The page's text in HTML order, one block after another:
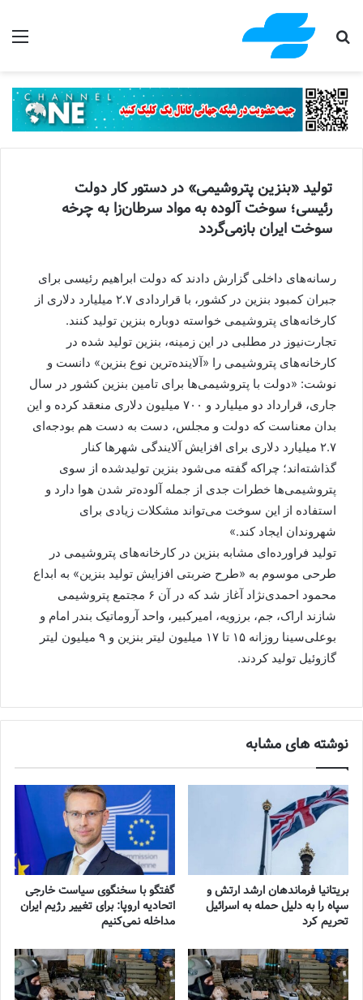
جستجو برای
تولید «بنزین پتروشیمی» در دستور کار دولت
رئیسی؛ سوخت آلوده به مواد سرطان‌زا به چرخه
سوخت ایران بازمی‌گردد
رسانه‌های داخلی گزارش دادند که دولت ابراهیم رئیسی برای
جبران کمبود بنزین در کشور، با قراردادی ۲.۷ میلیارد دلاری از
کارخانه‌های پتروشیمی‌ خواسته دوباره بنزین تولید کنند.
تجارت‌نیوز در مطلبی در این زمینه، بنزین تولید شده در
کارخانه‌های پتروشیمی‌ را «آلاینده‌ترین نوع بنزین» دانست و
نوشت: «دولت با پتروشیمی‌ها برای تامین بنزین کشور در سال
جاری، قرارداد دو میلیارد و ۷۰۰ میلیون دلاری منعقد کرده و این
بدان معناست که دولت و مجلس، دست به دست هم بودجه‌ای
۲.۷ میلیارد دلاری برای افزایش آلایندگی شهرها کنار
گذاشته‌اند؛ چراکه گفته می‌شود بنزین تولیدشده از سوی
پتروشیمی‌ها خطرات جدی از جمله آلوده‌تر شدن هوا دارد و
استفاده از این سوخت می‌تواند مشکلات زیادی برای
شهروندان ایجاد کند.»
تولید فراورده‌‌ای مشابه بنزین در کارخانه‌های پتروشیمی‌ در
طرحی موسوم به «طرح ضربتی افزایش تولید بنزین» به ابداع
محمود احمدی‌نژاد آغاز شد که در آن ۶ مجتمع پتروشیمی
شازند اراک، جم، برزویه، امیرکبیر، واحد آروماتیک بندر امام و
بوعلی‌سینا روزانه ۱۵ تا ۱۷ میلیون لیتر بنزین و ۹ میلیون لیتر
گازوئیل تولید کردند.
نوشته های مشابه
بریتانیا فرماندهان ارشد ارتش و
سپاه را به دلیل حمله به اسرائیل
تحریم کرد
گفتگو با سخنگوی سیاست خارجی
اتحادیه اروپا: برای تغییر رژیم ایران
مداخله نمی‌کنیم